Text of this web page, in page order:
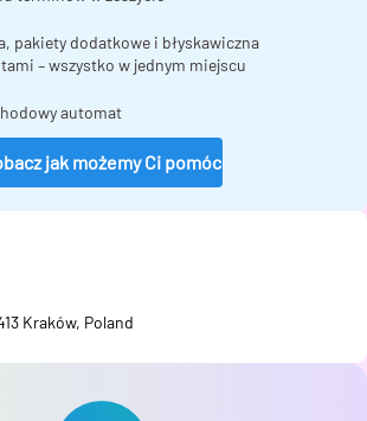
pakiety dodatkowe i błyskawiczna
– wszystko w jednym miejscu
automat
jak możemy Ci pomóc
Kraków, Poland